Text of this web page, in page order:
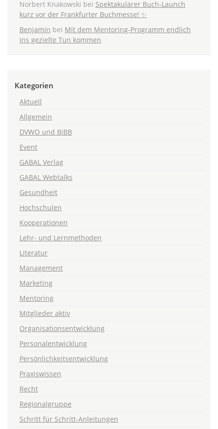
Norbert Knakowski bei Spektakulärer Buch-Launch
kurz vor der Frankfurter Buchmesse! ✨
Benjamin bei Mit dem Mentoring-Programm endlich
ins gezielte Tun kommen
Kategorien
Aktuell
Allgemein
DVWO und BiBB
Event
GABAL Verlag
GABAL Webtalks
Gesundheit
Hochschulen
Kooperationen
Lehr- und Lernmethoden
Literatur
Management
Marketing
Mentoring
Mitglieder aktiv
Organisationsentwicklung
Personalentwicklung
Persönlichkeitsentwicklung
Praxiswissen
Recht
Regionalgruppe
Schritt für Schritt-Anleitungen